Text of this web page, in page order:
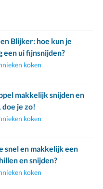
Blijker: hoe kun je
een ui fijnsnijden?
koken
makkelijk snijden en
je zo!
koken
snel en makkelijk een
en snijden?
koken